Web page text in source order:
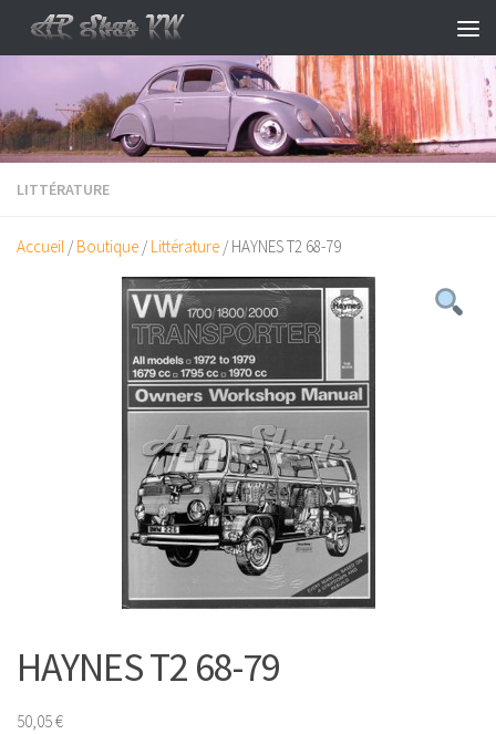
Skip to content
LITTÉRATURE
Accueil / Boutique / Littérature / HAYNES T2 68-79
HAYNES T2 68-79
50,05€